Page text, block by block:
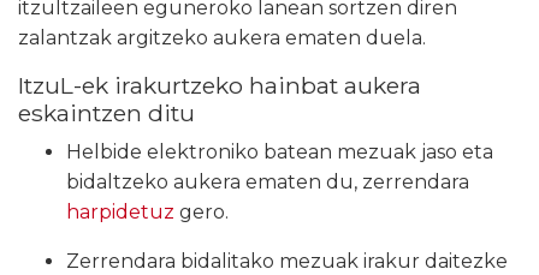
itzultzaileen eguneroko lanean sortzen diren
zalantzak argitzeko aukera ematen duela.
ItzuL-ek irakurtzeko hainbat aukera
eskaintzen ditu
Helbide elektroniko batean mezuak jaso eta
bidaltzeko aukera ematen du, zerrendara
harpidetuz gero.
Zerrendara bidalitako mezuak irakur daitezke